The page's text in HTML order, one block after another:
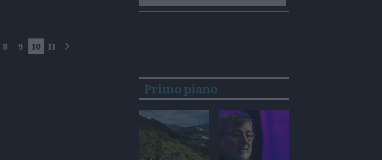
8 9 10 11
Primo piano